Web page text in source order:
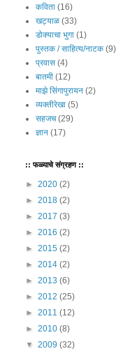
कविता (16)
खट्याळ (33)
डोक्याचा भुगा (1)
पुस्तक / साहित्य/नाटक (9)
प्रवास (4)
बातमी (12)
माझे सिंगापुरायन (2)
व्यक्तीरेखा (5)
सहजच (29)
ज्ञान (17)
:: फळ्याचे संग्रहण ::
► 2020 (2)
► 2018 (2)
► 2017 (3)
► 2016 (2)
► 2015 (2)
► 2014 (2)
► 2013 (6)
► 2012 (25)
► 2011 (12)
► 2010 (8)
▼ 2009 (32)